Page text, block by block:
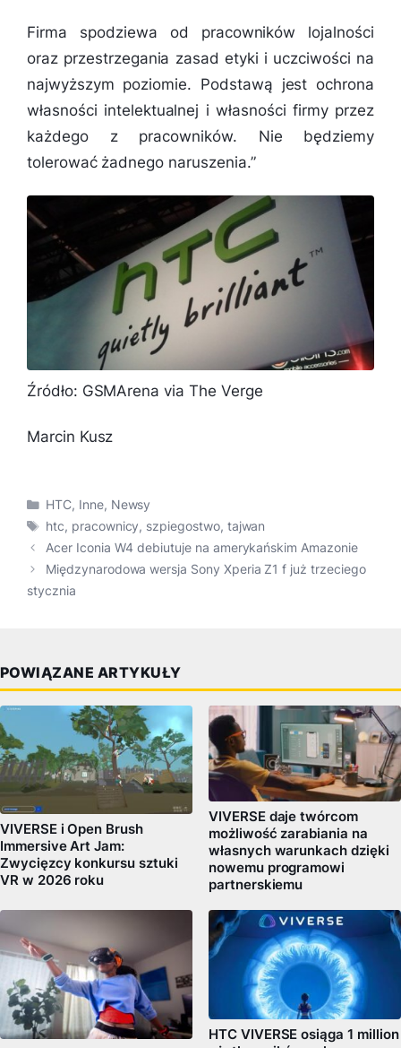
Firma spodziewa od pracowników lojalności
oraz przestrzegania zasad etyki i uczciwości na
najwyższym poziomie. Podstawą jest ochrona
własności intelektualnej i własności firmy przez
każdego z pracowników. Nie będziemy
tolerować żadnego naruszenia.”
Źródło: GSMArena via The Verge
Marcin Kusz
Kategorie
HTC, Inne, Newsy
Tagi
htc, pracownicy, szpiegostwo, tajwan
Acer Iconia W4 debiutuje na amerykańskim Amazonie
Międzynarodowa wersja Sony Xperia Z1 f już trzeciego
stycznia
POWIĄZANE ARTYKUŁY
VIVERSE i Open Brush
Immersive Art Jam:
Zwycięzcy konkursu sztuki
VR w 2026 roku
VIVERSE daje twórcom
możliwość zarabiania na
własnych warunkach dzięki
nowemu programowi
partnerskiemu
HTC VIVERSE osiąga 1 million